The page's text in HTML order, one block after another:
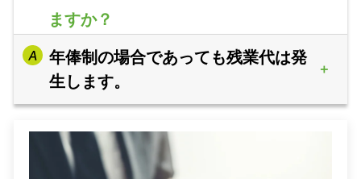
ますか？
年俸制の場合であっても残業代は発
生します。